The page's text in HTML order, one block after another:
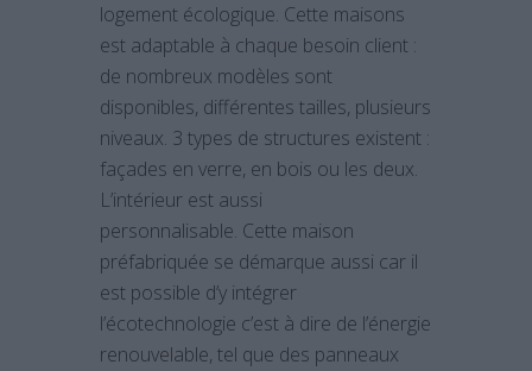
logement écologique. Cette maisons
est adaptable à chaque besoin client :
de nombreux modèles sont
disponibles, différentes tailles, plusieurs
niveaux. 3 types de structures existent :
façades en verre, en bois ou les deux.
L’intérieur est aussi
personnalisable. Cette maison
préfabriquée se démarque aussi car il
est possible d’y intégrer
l’écotechnologie c’est à dire de l’énergie
renouvelable, tel que des panneaux